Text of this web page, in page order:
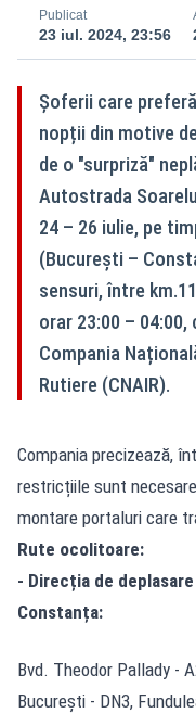
Publicat
23 iul. 2024, 23:56
Șoferii care
nopții din motive
de o "surpriză"
Autostrada
24 – 26 iulie, pe
(București –
sensuri, între
orar 23:00 –
Compania
Rutiere (CNAIR).
Compania precizează,
restricțiile sunt
montare portaluri care
Rute ocolitoare:
- Direcția de
Constanța:
Bvd. Theodor Pallady -
București - DN3,